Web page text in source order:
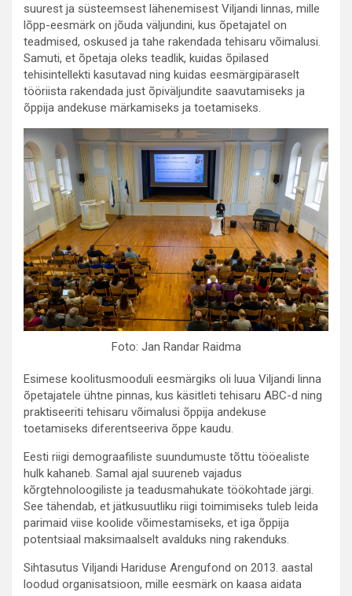
suurest ja süsteemsest lähenemisest Viljandi linnas, mille
lõpp-eesmärk on jõuda väljundini, kus õpetajatel on
teadmised, oskused ja tahe rakendada tehisaru võimalusi.
Samuti, et õpetaja oleks teadlik, kuidas õpilased
tehisintellekti kasutavad ning kuidas eesmärgipäraselt
tööriista rakendada just õpiväljundite saavutamiseks ja
õppija andekuse märkamiseks ja toetamiseks.
Foto: Jan Randar Raidma
Esimese koolitusmooduli eesmärgiks oli luua Viljandi linna
õpetajatele ühtne pinnas, kus käsitleti tehisaru ABC-d ning
praktiseeriti tehisaru võimalusi õppija andekuse
toetamiseks diferentseeriva õppe kaudu.
Eesti riigi demograafiliste suundumuste tõttu tööealiste
hulk kahaneb. Samal ajal suureneb vajadus
kõrgtehnoloogiliste ja teadusmahukate töökohtade järgi.
See tähendab, et jätkusuutliku riigi toimimiseks tuleb leida
parimaid viise koolide võimestamiseks, et iga õppija
potentsiaal maksimaalselt avalduks ning rakenduks.
Sihtasutus Viljandi Hariduse Arengufond on 2013. aastal
loodud organisatsioon, mille eesmärk on kaasa aidata